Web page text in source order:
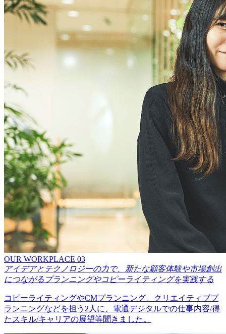
OUR WORKPLACE 03
アイデアとテクノロジーの力で、新たな顧客体験や市場創出
につながるプランニングやコピーライティングを実践する
コピーライティングやCMプランニング、クリエイティブプ
ランニングなどを担う2人に、電通デジタルでの仕事内容/得
たスキル/キャリアの展望等聞きました。